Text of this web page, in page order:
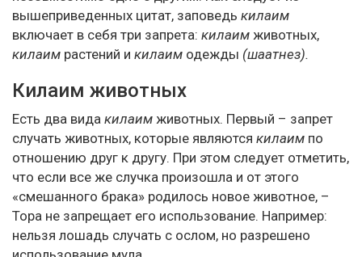
вышеприведенных цитат, заповедь килаим
включает в себя три запрета: килаим животных,
килаим растений и килаим одежды (шаатнез).
Килаим животных
Есть два вида килаим животных. Первый – запрет
случать животных, которые являются килаим по
отношению друг к другу. При этом следует отметить,
что если все же случка произошла и от этого
«смешанного брака» родилось новое животное, –
Тора не запрещает его использование. Например:
нельзя лошадь случать с ослом, но разрешено